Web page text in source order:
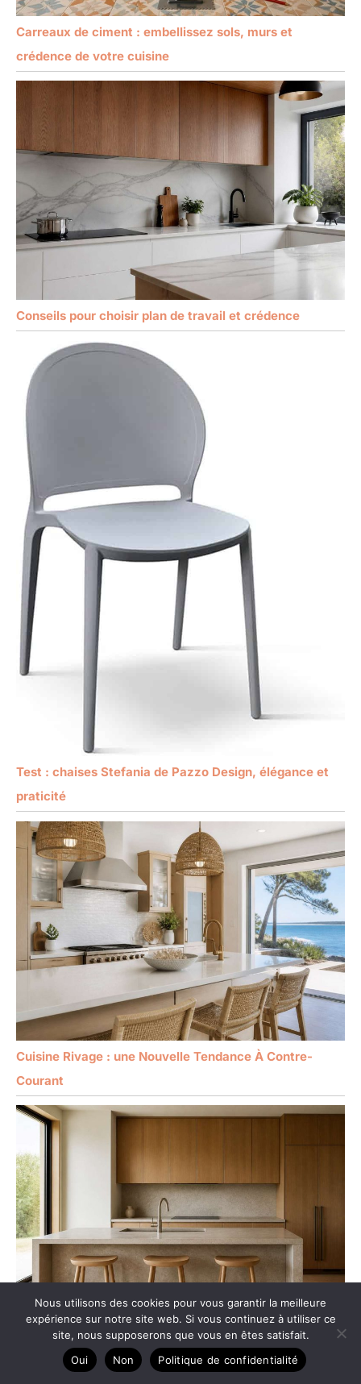
Carreaux de ciment : embellissez sols, murs et
crédence de votre cuisine
Conseils pour choisir plan de travail et crédence
Test : chaises Stefania de Pazzo Design, élégance et
praticité
Cuisine Rivage : une Nouvelle Tendance À Contre-
Courant
Cuisine minimaliste : style épuré, matières et
inspirations
Nous utilisons des cookies pour vous garantir la meilleure
expérience sur notre site web. Si vous continuez à utiliser ce
site, nous supposerons que vous en êtes satisfait.
Oui
Non Politique de confidentialité